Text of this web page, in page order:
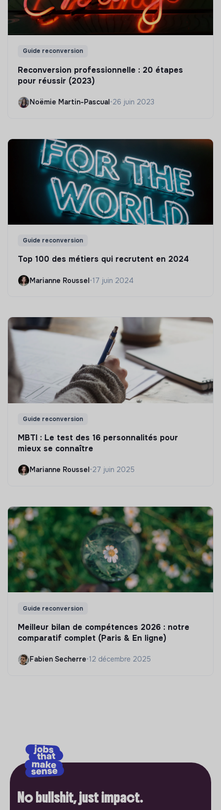
Guide reconversion
Reconversion professionnelle : 20 étapes
pour réussir (2023)
Noëmie Martin-Pascual•26 juin 2023
Guide reconversion
Top 100 des métiers qui recrutent en 2024
Marianne Roussel•17 juin 2024
Guide reconversion
MBTI : Le test des 16 personnalités pour
mieux se connaître
Marianne Roussel •27 juin 2025
Guide reconversion
Meilleur bilan de compétences 2026 : notre
comparatif complet (Paris & En ligne)
Fabien Secherre•12 décembre 2025
No bullshit, just impact.